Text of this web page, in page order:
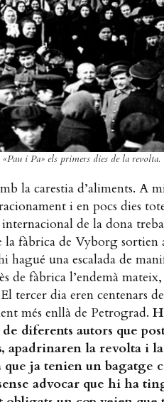
i Pa» els primers dies de la revolta.
la carestia d’aliments. A
i en pocs dies
de la dona
la fàbrica de Vyborg
hagué una escalada de
de fàbrica l’endemà
tercer dia eren centenars
més enllà de Petrograd.
de diferents autors que
apadrinaren la revolta i
que ja tenien un bagatge
advocar que hi ha